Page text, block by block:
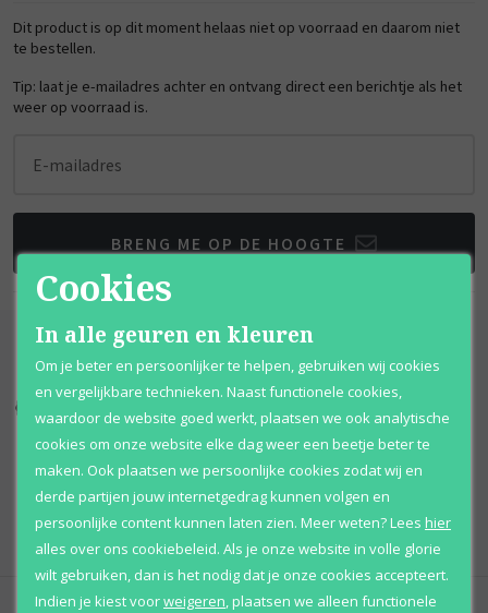
Dit product is op dit moment helaas niet op voorraad en daarom niet
te bestellen.
Tip: laat je e-mailadres achter en ontvang direct een berichtje als het
weer op voorraad is.
E-mailadres
BRENG ME OP DE HOOGTE
Qshops Keurmerk
Cookies
In alle geuren en kleuren
Om je beter en persoonlijker te helpen, gebruiken wij cookies
en vergelijkbare technieken. Naast functionele cookies,
waardoor de website goed werkt, plaatsen we ook analytische
cookies om onze website elke dag weer een beetje beter te
maken. Ook plaatsen we persoonlijke cookies zodat wij en
derde partijen jouw internetgedrag kunnen volgen en
persoonlijke content kunnen laten zien. Meer weten?Lees hier
alles over ons cookiebeleid. Als je onze website in volle glorie
wilt gebruiken, dan is het nodig dat je onze cookies accepteert.
Indien je kiest voorweigeren,plaatsen we alleen functionele